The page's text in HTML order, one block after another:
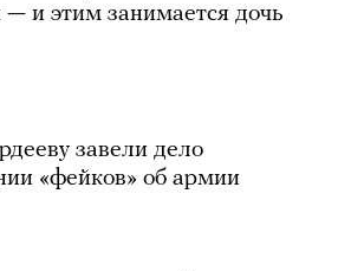
и этим занимается дочь
завели дело
«фейков» об армии